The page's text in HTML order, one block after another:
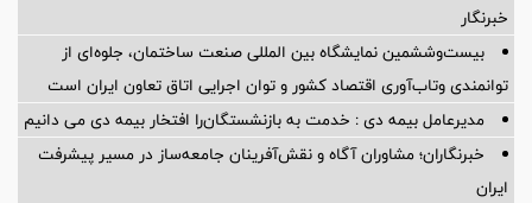
خبرنگار
بیست‌وششمین نمایشگاه بین المللی صنعت ساختمان، جلوه‌ای از
توانمندی وتاب‌آوری اقتصاد کشور و توان اجرایی اتاق تعاون ایران است
مدیرعامل بیمه دی : خدمت به بازنشستگان‌را افتخار بیمه دی می دانیم
خبرنگاران؛ مشاوران آگاه و نقش‌آفرینان جامعه‌ساز در مسیر پیشرفت
ایران